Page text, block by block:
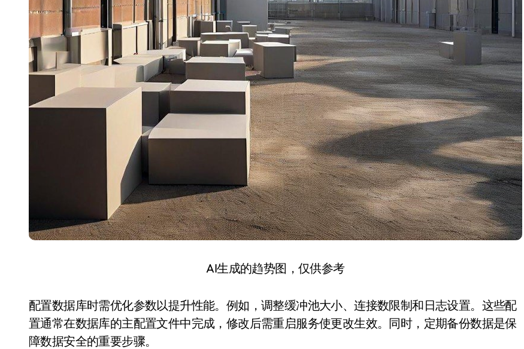
AI生成的趋势图，仅供参考
配置数据库时需优化参数以提升性能。例如，调整缓冲池大小、连接数限制和日志设置。这些配
置通常在数据库的主配置文件中完成，修改后需重启服务使更改生效。同时，定期备份数据是保
障数据安全的重要步骤。